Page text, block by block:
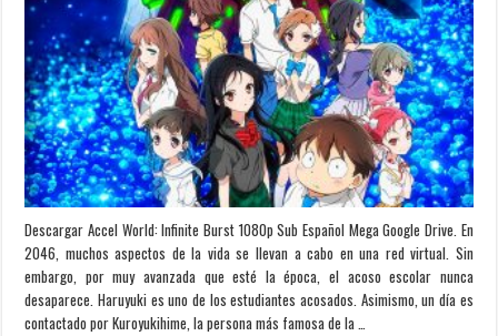
Descargar Accel World: Infinite Burst 1080p Sub Español Mega Google Drive. En
2046, muchos aspectos de la vida se llevan a cabo en una red virtual. Sin
embargo, por muy avanzada que esté la época, el acoso escolar nunca
desaparece. Haruyuki es uno de los estudiantes acosados. Asimismo, un día es
contactado por Kuroyukihime, la persona más famosa de la …